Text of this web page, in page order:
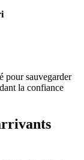
pour sauvegarder
la confiance